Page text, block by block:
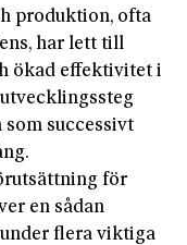
produktion, ofta
har lett till
ökad effektivitet i
successivt
för
en sådan
flera viktiga